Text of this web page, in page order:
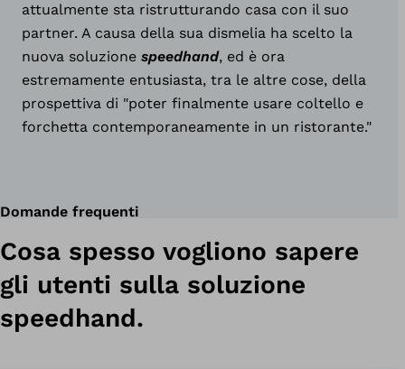
attualmente sta ristrutturando casa con il suo
partner. A causa della sua dismelia ha scelto la
nuova soluzione speedhand, ed è ora
estremamente entusiasta, tra le altre cose, della
prospettiva di "poter finalmente usare coltello e
forchetta contemporaneamente in un ristorante."
Domande frequenti
Cosa spesso vogliono sapere
gli utenti sulla soluzione
speedhand.